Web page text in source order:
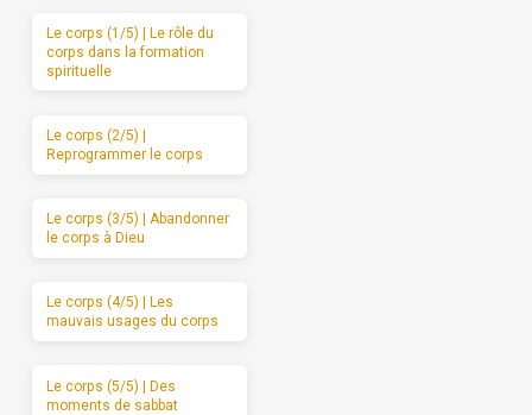
Le corps (1/5) | Le rôle du
corps dans la formation
spirituelle
Le corps (2/5) |
Reprogrammer le corps
Le corps (3/5) | Abandonner
le corps à Dieu
Le corps (4/5) | Les
mauvais usages du corps
Le corps (5/5) | Des
moments de sabbat